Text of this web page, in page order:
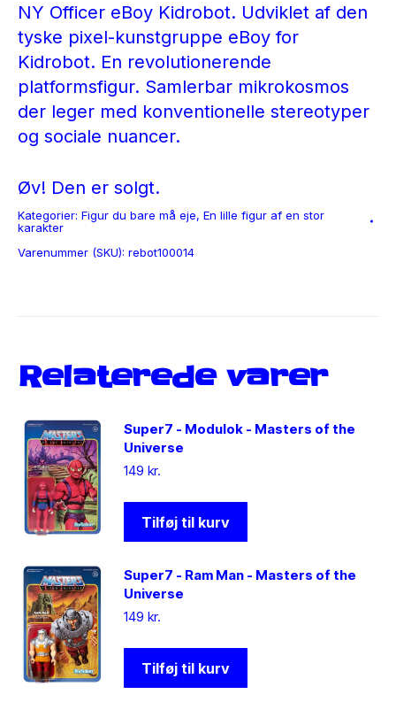
NY Officer eBoy Kidrobot. Udviklet af den
tyske pixel-kunstgruppe eBoy for
Kidrobot. En revolutionerende
platformsfigur. Samlerbar mikrokosmos
der leger med konventionelle stereotyper
og sociale nuancer.
Øv! Den er solgt.
Kategorier: Figur du bare må eje, En lille figur af en stor
karakter
Varenummer (SKU): rebot100014
Relaterede varer
Super7 - Modulok - Masters of the
Universe
149 kr.
Tilføj til kurv
Super7 - Ram Man - Masters of the
Universe
149 kr.
Tilføj til kurv